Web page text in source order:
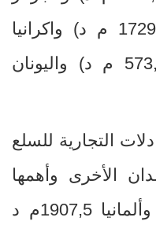
م د) واكرانيا
م د) واليونان
التجارية للسلع
الأخرى وأهمها
1907,5م د